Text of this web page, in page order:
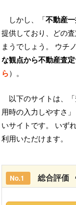
しかし、「不動産
提供しており、どの
まうでしょう。 ウチ
な観点から不動産査
ら）。
以下のサイトは、
用時の入力しやすさ
いサイトです。 いず
利用いただけます。